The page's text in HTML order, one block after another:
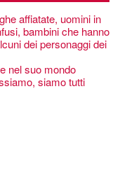
affiatate, uomini in
bambini che hanno
dei personaggi dei
nel suo mondo
siamo tutti